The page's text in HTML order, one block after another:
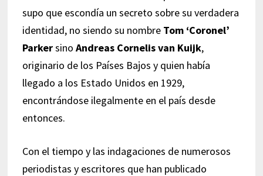
supo que escondía un secreto sobre su verdadera
identidad, no siendo su nombre Tom ‘Coronel’
Parkersino Andreas Cornelis van Kuijk,
originario de los Países Bajos y quien había
llegado a los Estado Unidos en 1929,
encontrándose ilegalmente en el país desde
entonces.
Con el tiempo y las indagaciones de numerosos
periodistas y escritores que han publicado